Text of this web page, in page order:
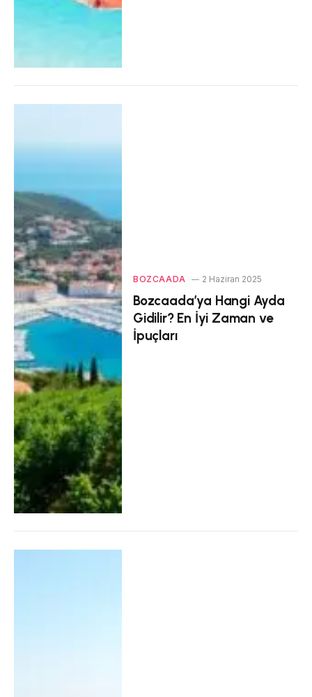
BOZCAADA 2 Haziran 2025
Bozcaada’ya Hangi Ayda
Gidilir? En İyi Zaman ve
İpuçları